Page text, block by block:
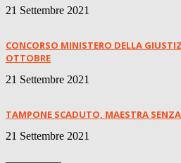
21 Settembre 2021
CONCORSO MINISTERO DELLA
OTTOBRE
21 Settembre 2021
TAMPONE SCADUTO, MAESTRA
21 Settembre 2021